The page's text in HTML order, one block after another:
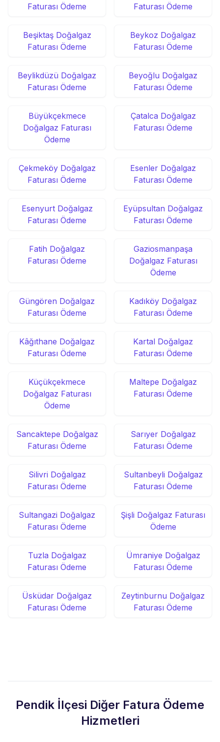
Faturası Ödeme
Faturası Ödeme
Beşiktaş Doğalgaz
Faturası Ödeme
Beykoz Doğalgaz
Faturası Ödeme
Beylikdüzü Doğalgaz
Faturası Ödeme
Beyoğlu Doğalgaz
Faturası Ödeme
Büyükçekmece
Doğalgaz Faturası
Ödeme
Çatalca Doğalgaz
Faturası Ödeme
Çekmeköy Doğalgaz
Faturası Ödeme
Esenler Doğalgaz
Faturası Ödeme
Esenyurt Doğalgaz
Faturası Ödeme
Eyüpsultan Doğalgaz
Faturası Ödeme
Fatih Doğalgaz
Faturası Ödeme
Gaziosmanpaşa
Doğalgaz Faturası
Ödeme
Güngören Doğalgaz
Faturası Ödeme
Kadıköy Doğalgaz
Faturası Ödeme
Kâğıthane Doğalgaz
Faturası Ödeme
Kartal Doğalgaz
Faturası Ödeme
Küçükçekmece
Doğalgaz Faturası
Ödeme
Maltepe Doğalgaz
Faturası Ödeme
Sancaktepe Doğalgaz
Faturası Ödeme
Sarıyer Doğalgaz
Faturası Ödeme
Silivri Doğalgaz
Faturası Ödeme
Sultanbeyli Doğalgaz
Faturası Ödeme
Sultangazi Doğalgaz
Faturası Ödeme
Şişli Doğalgaz Faturası
Ödeme
Tuzla Doğalgaz
Faturası Ödeme
Ümraniye Doğalgaz
Faturası Ödeme
Üsküdar Doğalgaz
Faturası Ödeme
Zeytinburnu Doğalgaz
Faturası Ödeme
Pendik İlçesi Diğer Fatura Ödeme
Hizmetleri